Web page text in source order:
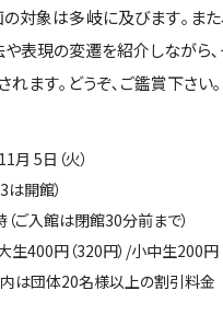
対象は多岐に及びます｡
表現の変遷を紹介しなが
れます｡どうぞ､ご鑑賞下さい｡
月 5日（火）
開館）
ご入館は閉館30分前まで）
生400円（320円）/小中生200円
団体20名様以上の割引料金